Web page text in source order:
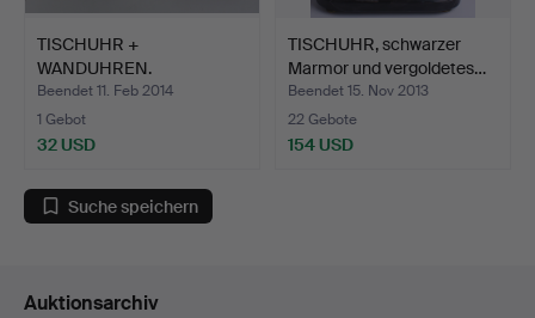
TISCHUHR +
WANDUHREN.
Beendet 11. Feb 2014
1 Gebot
32 USD
TISCHUHR, schwarzer
Marmor und vergoldetes…
Beendet 15. Nov 2013
22 Gebote
154 USD
Suche speichern
Auktionsarchiv